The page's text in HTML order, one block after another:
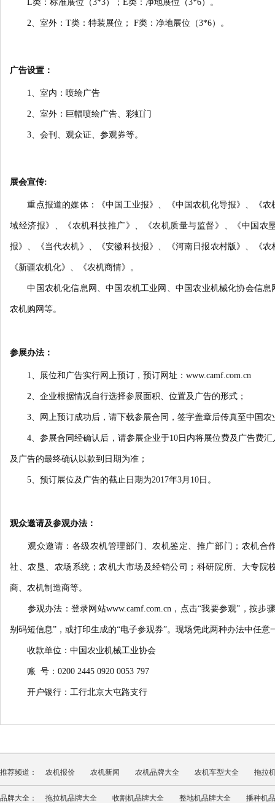
L类：标准展位（3*3）；E类：净地展位（3*6）。
2、室外：T类：特装展位； F类：净地展位（3*6）。
广告设置：
1、室内：喷绘广告
2、室外：巨幅喷绘广告、彩虹门
3、会刊、观众证、参观券等。
展会宣传:
重点报道的媒体：《中国工业报》、《中国农机化导报》、《农
域经济报》、《农机科技推广》、《农机质量与监督》、《中国农
报》、《当代农机》、《安徽科技报》、《河南日报农村版》、《
《新疆农机化》、《农机商情》。
中国农机化信息网、中国农机工业网、中国农业机械化协会信息
农机购网等。
参展办法：
1、展位和广告实行网上预订，预订网址：www.camf.com.cn
2、企业根据情况自行选择参展面积、位置及广告的形式；
3、网上预订成功后，请下载参展合同，签字盖章后传真至中国农
4、参展合同经确认后，请参展企业于10日内将展位费及广告费汇
及广告的最终确认以款到日期为准；
5、预订展位及广告的截止日期为2017年3月10日。
观众邀请及参观办法：
观众邀请：各级农机管理部门、农机鉴定、推广部门；农机合
社、农垦、农场系统；农机大市场及经销公司；科研院所、大专院
商、农机制造商等。
参观办法：登录网站www.camf.com.cn，点击“我要参观”，按步
别码短信息”，或打印生成的“电子参观券”。现场凭此两种办法中任意
收款单位：中国农业机械工业协会
账 号：0200 2445 0920 0053 797
开户银行：工行北京大屯路支行
推荐频道： 农机报价 农机新闻 农机品牌大全 农机车型大全 拖拉
品牌大全： 拖拉机品牌大全 收割机品牌大全 整地机品牌大全 播种机